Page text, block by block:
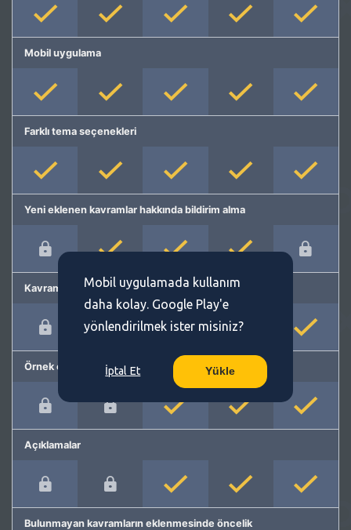
Mobil uygulama
Farklı tema seçenekleri
Yeni eklenen kavramlar hakkında bildirim alma
Kavram önerme
Örnek cümleler
Açıklamalar
Bulunmayan kavramların eklenmesinde öncelik
Mobil uygulamada kullanım
daha kolay. Google Play'e
yönlendirilmek ister misiniz?
İptal Et Yükle